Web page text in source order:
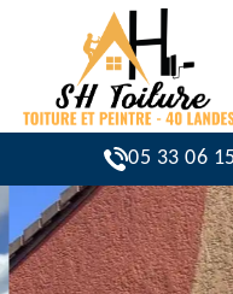
05 33 06